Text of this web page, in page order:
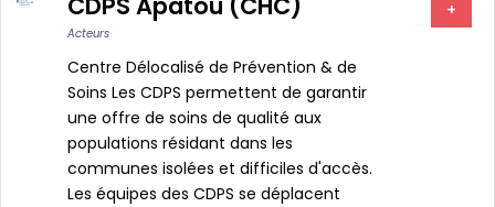
CDPS Apatou (CHC)
Acteurs
Centre Délocalisé de Prévention & de
Soins Les CDPS permettent de garantir
une offre de soins de qualité aux
populations résidant dans les
communes isolées et difficiles d'accès.
Les équipes des CDPS se déplacent
+